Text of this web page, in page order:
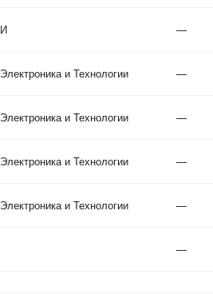
—
и Технологии —
и Технологии —
и Технологии —
и Технологии —
—